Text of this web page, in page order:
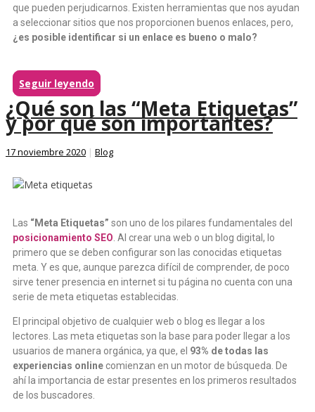
que pueden perjudicarnos. Existen herramientas que nos ayudan
a seleccionar sitios que nos proporcionen buenos enlaces, pero,
¿es posible identificar si un enlace es bueno o malo?
Seguir leyendo
¿Qué son las “Meta Etiquetas”
y por qué son importantes?
17 noviembre 2020 | Blog
Las “Meta Etiquetas” son uno de los pilares fundamentales del
posicionamiento SEO. Al crear una web o un blog digital, lo
primero que se deben configurar son las conocidas etiquetas
meta. Y es que, aunque parezca difícil de comprender, de poco
sirve tener presencia en internet si tu página no cuenta con una
serie de meta etiquetas establecidas.
El principal objetivo de cualquier web o blog es llegar a los
lectores. Las meta etiquetas son la base para poder llegar a los
usuarios de manera orgánica, ya que, el 93% de todas las
experiencias online comienzan en un motor de búsqueda. De
ahí la importancia de estar presentes en los primeros resultados
de los buscadores.